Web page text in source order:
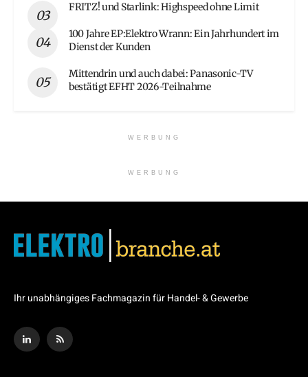
FRITZ! und Starlink: Highspeed ohne Limit
100 Jahre EP:Elektro Wrann: Ein Jahrhundert im
Dienst der Kunden
Mittendrin und auch dabei: Panasonic-TV
bestätigt EFHT 2026-Teilnahme
WERBUNG
WERBUNG
Ihr unabhängiges Fachmagazin für Handel- & Gewerbe